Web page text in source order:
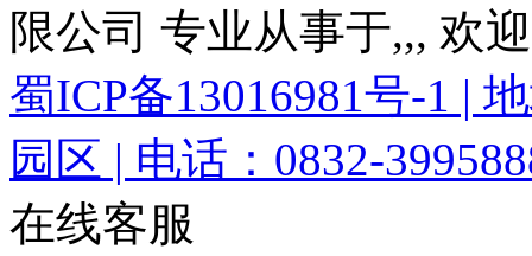
限公司 专业从事于,,, 欢
蜀ICP备13016981号-1 |
园区 | 电话：0832-
在线客服